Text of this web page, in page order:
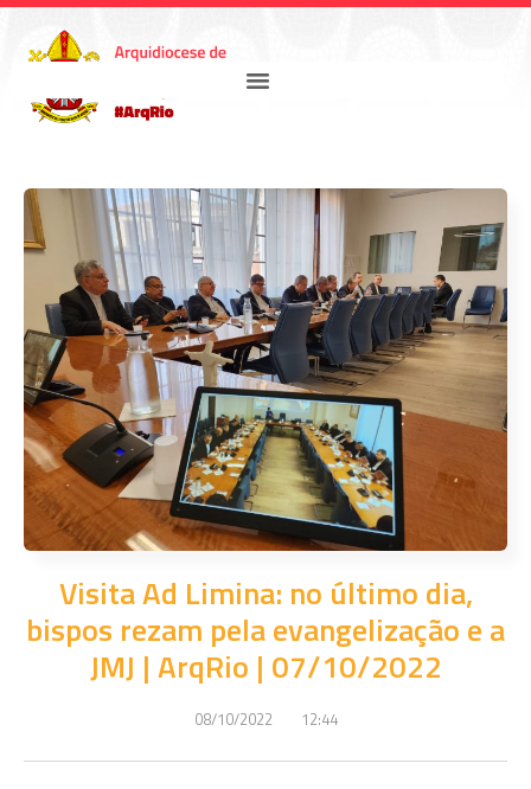
Visita Ad Limina: no último dia,
bispos rezam pela evangelização e a
JMJ | ArqRio | 07/10/2022
08/10/2022 12:44